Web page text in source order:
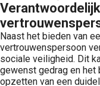
Naast het bieden van
vertrouwenspersoon
sociale veiligheid. Dit
gewenst gedrag en het
opzetten van een